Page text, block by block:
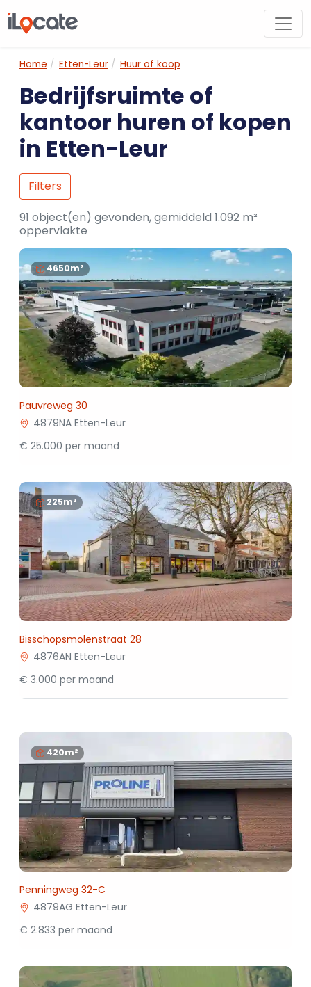
Home Etten-Leur Huur of koop
Bedrijfsruimte of
kantoor huren of kopen
in Etten-Leur
Filters
91 object(en) gevonden, gemiddeld 1.092 m²
oppervlakte
4650m²
Pauvreweg 30
4879NA Etten-Leur
€ 25.000 per maand
225m²
Bisschopsmolenstraat 28
4876AN Etten-Leur
€ 3.000 per maand
420m²
Penningweg 32-C
4879AG Etten-Leur
€ 2.833 per maand